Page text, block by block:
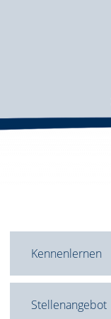
Kennenlernen
Stellenangebot